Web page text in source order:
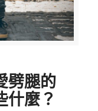
劈腿的
什麼？